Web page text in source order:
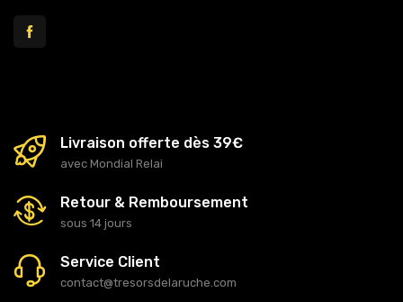
Livraison offerte dès 39€
avec Mondial Relai
Retour & Remboursement
sous 14 jours
Service Client
contact@tresorsdelaruche.com